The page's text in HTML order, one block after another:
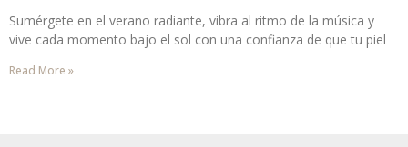
Sumérgete en el verano radiante, vibra al ritmo de la música y
vive cada momento bajo el sol con una confianza de que tu piel
Read More »